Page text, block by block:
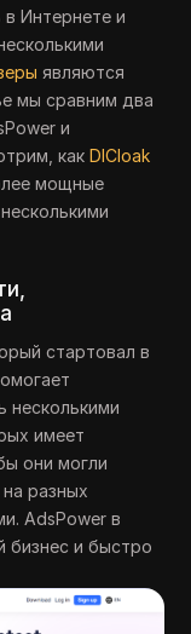
Интернете и
являются
мы сравним два
и
какDICloak
мощные
стартовал в
несколькими
имеет
они могли
разных
AdsPower в
бизнес и быстро